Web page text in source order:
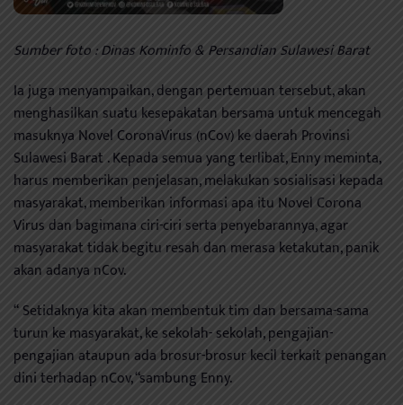
Sumber foto : Dinas Kominfo & Persandian Sulawesi Barat
Ia juga menyampaikan, dengan pertemuan tersebut, akan
menghasilkan suatu kesepakatan bersama untuk mencegah
masuknya Novel CoronaVirus (nCov) ke daerah Provinsi
Sulawesi Barat . Kepada semua yang terlibat, Enny meminta,
harus memberikan penjelasan, melakukan sosialisasi kepada
masyarakat, memberikan informasi apa itu Novel Corona
Virus dan bagimana ciri-ciri serta penyebarannya, agar
masyarakat tidak begitu resah dan merasa ketakutan, panik
akan adanya nCov.
“ Setidaknya kita akan membentuk tim dan bersama-sama
turun ke masyarakat, ke sekolah- sekolah, pengajian-
pengajian ataupun ada brosur-brosur kecil terkait penangan
dini terhadap nCov, “sambung Enny.